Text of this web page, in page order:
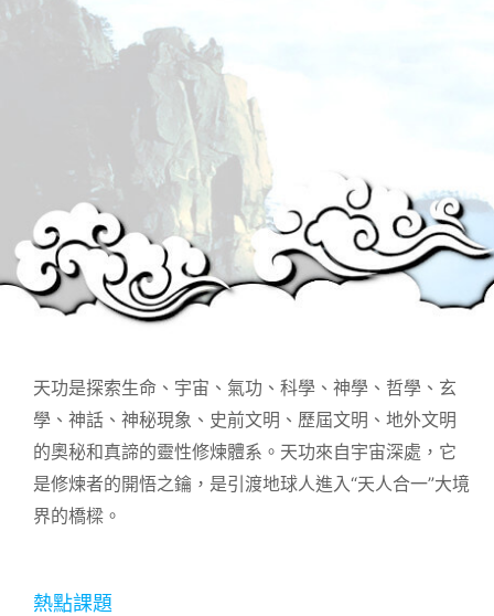
天功是探索生命、宇宙、氣功、科學、神學、哲學、玄
學、神話、神秘現象、史前文明、歷屆文明、地外文明
的奧秘和真諦的靈性修煉體系。天功來自宇宙深處，它
是修煉者的開悟之鑰，是引渡地球人進入“天人合一”大境
界的橋樑。
熱點課題